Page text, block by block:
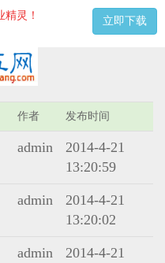
灵！
立即下载
作者 发布时间
admin
2014-4-21
13:20:59
admin
2014-4-21
13:20:02
admin
2014-4-21